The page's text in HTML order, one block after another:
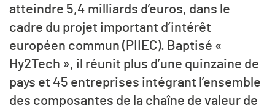
atteindre 5,4 milliards d’euros, dans le
cadre du projet important d’intérêt
européen commun (PIIEC). Baptisé «
Hy2Tech », il réunit plus d’une quinzaine de
pays et 45 entreprises intégrant l’ensemble
des composantes de la chaîne de valeur de